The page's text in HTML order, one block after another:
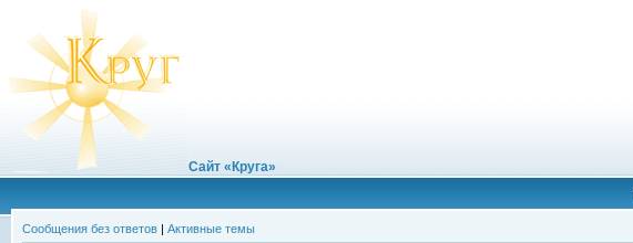
Сайт «Круга»
Сообщения без ответов | Активные темы